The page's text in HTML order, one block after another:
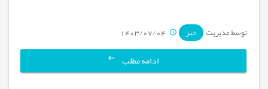
توسط مدیریت خبر 1403/07/04
ادامه مطلب